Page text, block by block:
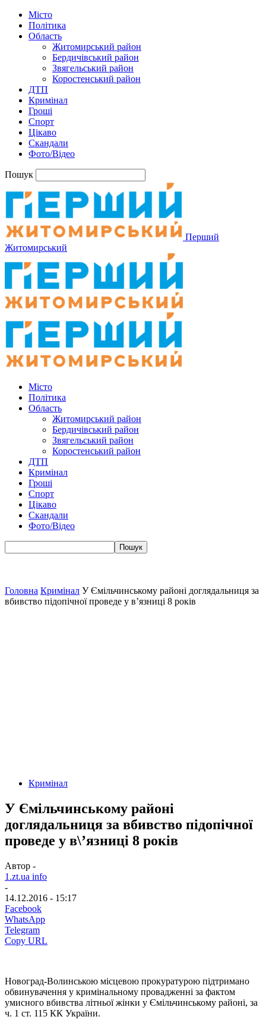
Місто
Політика
Область
Житомирський район
Бердичівський район
Звягельський район
Коростенський район
ДТП
Кримінал
Гроші
Спорт
Цікаво
Скандали
Фото/Відео
Пошук
Перший
Житомирський
Місто
Політика
Область
Житомирський район
Бердичівський район
Звягельський район
Коростенський район
ДТП
Кримінал
Гроші
Спорт
Цікаво
Скандали
Фото/Відео
Головна Кримінал У Ємільчинському районі доглядальниця за
вбивство підопічної проведе у в’язниці 8 років
Кримінал
У Ємільчинському районі
доглядальниця за вбивство підопічної
проведе у в\’язниці 8 років
Автор -
1.zt.ua info
-
14.12.2016 - 15:17
Facebook
WhatsApp
Telegram
Copy URL
Новоград-Волинською місцевою прокуратурою підтримано
обвинувачення у кримінальному провадженні за фактом
умисного вбивства літньої жінки у Ємільчинському районі, за
ч. 1 ст. 115 КК України.